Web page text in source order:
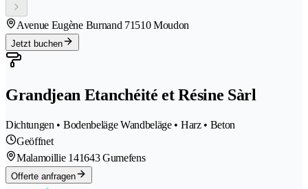
Avenue Eugène Burnand 71510 Moudon
Jetzt buchen
Grandjean Etanchéité et Résine Sàrl
Dichtungen • Bodenbeläge Wandbeläge • Harz • Beton
Geöffnet
Malamoillie 141643 Gumefens
Offerte anfragen